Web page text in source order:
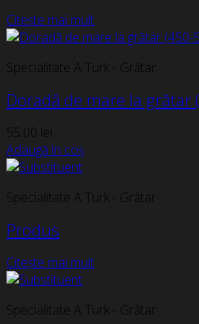
Citește mai mult
Specialitate A Turk - Grătar
Doradă de mare la grătar
55,00 lei
Adaugă în coș
Specialitate A Turk - Grătar
Produs
Citește mai mult
Specialitate A Turk - Grătar